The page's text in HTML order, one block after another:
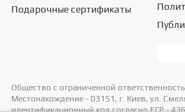
Подарочные сертификаты
Общество с ограниченной
Местонахождение - 03151, г. Киев, ул.
идентификационный код согласно ЕГР -